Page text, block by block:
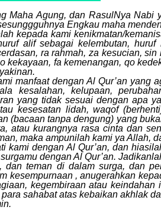
Maha Agung, dan RasulNya
Engkau maha
kepada kami kenikmatan/
alif sebagai kelembutan,
ra rahmah, za kesucian,
kekayaan, fa kemenangan, qo
manfaat dengan Al Qur’an
kesalahan, kelupaan,
yang tidak sesuai dengan apa
kesesatan lidah, waqof
(bacaan tanpa dengung) yang
atau kurangnya rasa cinta dan
maka ampunilah kami ya Allah,
kami dengan Al Qur’an, dan
dengan Al Qur’an.
dan teman di dalam surga, dan
kesempurnaan , anugerahkan
kegembiraan atau
sahabat atas kebaikan akhlak